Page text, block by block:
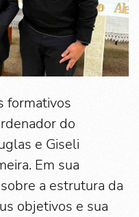
formativos
do
e Giseli
Em sua
a estrutura da
objetivos e sua